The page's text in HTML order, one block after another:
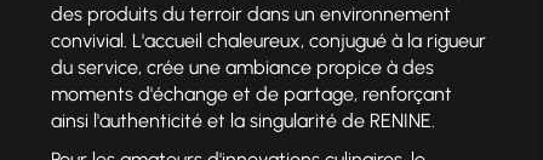
des produits du terroir dans un environnement
convivial. L'accueil chaleureux, conjugué à la rigueur
du service, crée une ambiance propice à des
moments d'échange et de partage, renforçant
ainsi l'authenticité et la singularité de RENINE.